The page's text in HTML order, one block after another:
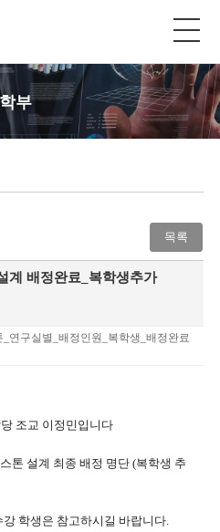
학부
목록
계 배정완료_복학생추가
연구실별_배정인원_복학생_배정완료
조교 이정민입니다
톤 설계 최종 배정 명단 (복학생 추
학생은 참고하시길 바랍니다.